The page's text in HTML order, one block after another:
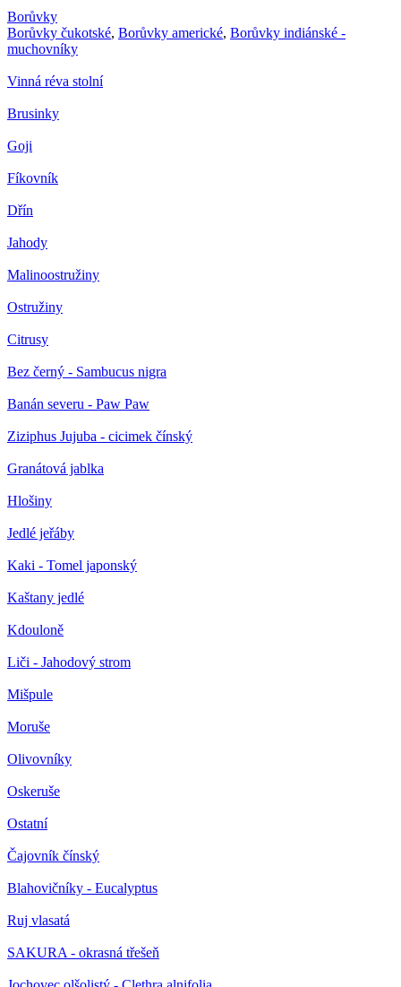
Borůvky
Borůvky čukotské, Borůvky americké, Borůvky indiánské -
muchovníky
Vinná réva stolní
Brusinky
Goji
Fíkovník
Dřín
Jahody
Malinoostružiny
Ostružiny
Citrusy
Bez černý - Sambucus nigra
Banán severu - Paw Paw
Ziziphus Jujuba - cicimek čínský
Granátová jablka
Hlošiny
Jedlé jeřáby
Kaki - Tomel japonský
Kaštany jedlé
Kdouloně
Liči - Jahodový strom
Mišpule
Moruše
Olivovníky
Oskeruše
Ostatní
Čajovník čínský
Blahovičníky - Eucalyptus
Ruj vlasatá
SAKURA - okrasná třešeň